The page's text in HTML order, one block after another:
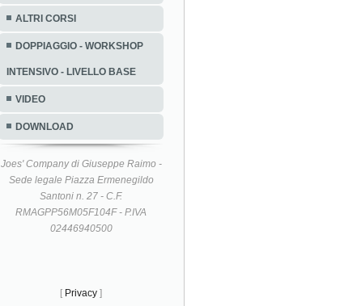
ALTRI CORSI
DOPPIAGGIO - WORKSHOP
INTENSIVO - LIVELLO BASE
VIDEO
DOWNLOAD
Joes' Company di Giuseppe Raimo -
Sede legale Piazza Ermenegildo
Santoni n. 27 - C.F.
RMAGPP56M05F104F - P.IVA
02446940500
[ Privacy ]